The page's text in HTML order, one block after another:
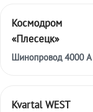
Космодром
«Плесецк»
Шинопровод 4000 А
Kvartal WEST